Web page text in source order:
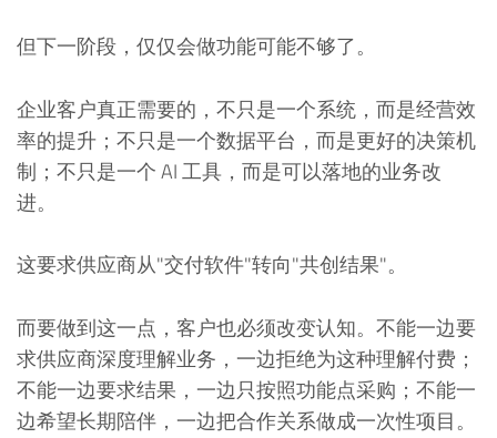
但下一阶段，仅仅会做功能可能不够了。
企业客户真正需要的，不只是一个系统，而是经营效
率的提升；不只是一个数据平台，而是更好的决策机
制；不只是一个 AI 工具，而是可以落地的业务改
进。
这要求供应商从"交付软件"转向"共创结果"。
而要做到这一点，客户也必须改变认知。不能一边要
求供应商深度理解业务，一边拒绝为这种理解付费；
不能一边要求结果，一边只按照功能点采购；不能一
边希望长期陪伴，一边把合作关系做成一次性项目。